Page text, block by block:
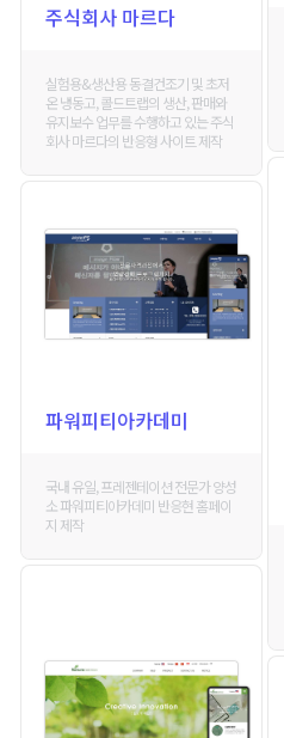
주식회사 마르다
실험용&생산용 동결건조기 및 초저
온 냉동고, 콜드트랩의 생산, 판매와
유지보수 업무를 수행하고 있는 주식
회사 마르다의 반응형 사이트 제작
파워피티아카데미
국내 유일, 프레젠테이션 전문가 양성
소 파워피티아카데미 반응현 홈페이
지 제작